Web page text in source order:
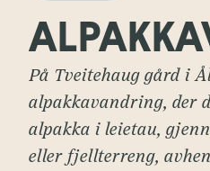
På Tveitehaug gård i
alpakkavandring, der
alpakka i leietau,
eller fjellterreng,